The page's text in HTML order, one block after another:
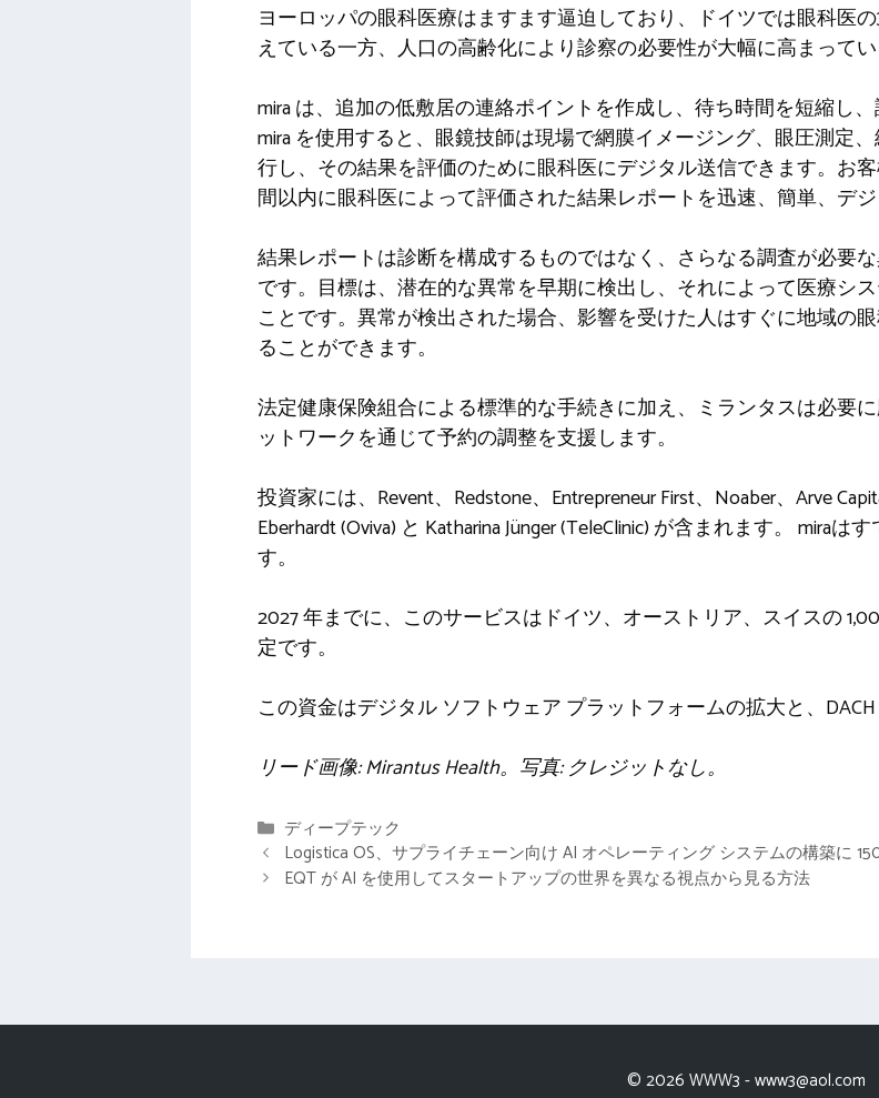
ヨーロッパの眼科医療はますます逼迫しており、ドイツでは眼科医
えている一方、人口の高齢化により診察の必要性が大幅に高まってい
mira は、追加の低敷居の連絡ポイントを作成し、待ち時間を短縮し
mira を使用すると、眼鏡技師は現場で網膜イメージング、眼圧測定
行し、その結果を評価のために眼科医にデジタル送信できます。お
間以内に眼科医によって評価された結果レポートを迅速、簡単、デジ
結果レポートは診断を構成するものではなく、さらなる調査が必要
です。目標は、潜在的な異常を早期に検出し、それによって医療シ
ことです。異常が検出された場合、影響を受けた人はすぐに地域の
ることができます。
法定健康保険組合による標準的な手続きに加え、ミランタスは必要
ットワークを通じて予約の調整を支援します。
投資家には、Revent、Redstone、Entrepreneur First、Noaber、Arve
Eberhardt (Oviva) と Katharina Jünger (TeleClinic) が含まれます。 mira
す。
2027 年までに、このサービスはドイツ、オーストリア、スイスの
定です。
この資金はデジタル ソフトウェア プラットフォームの拡大と、
リード画像: Mirantus Health。写真: クレジットなし。
カ
テ
ゴ
ディープテック
Logistica OS、サプライチェーン向け AI オペレーティング システムの構築に
EQT が AI を使用してスタートアップの世界を異なる視点から見る方法
© 2026 WWW3 -www3@aol.com